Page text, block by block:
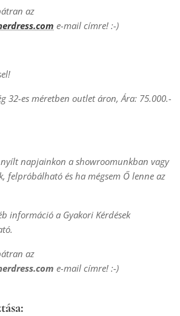
az
e-mail címre! :-)
32-es méretben outlet áron, Ára: 75.000.-
napjainkon a showroomunkban vagy
felpróbálható és ha mégsem Ő lenne az
információ a Gyakori Kérdések
az
e-mail címre! :-)